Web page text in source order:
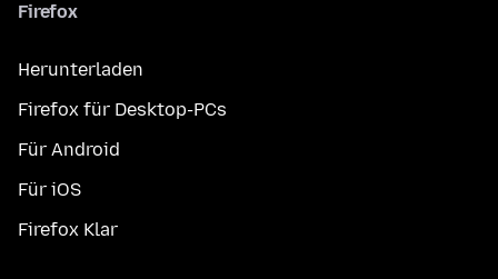
Firefox
Herunterladen
Firefox für Desktop-PCs
Für Android
Für iOS
Firefox Klar